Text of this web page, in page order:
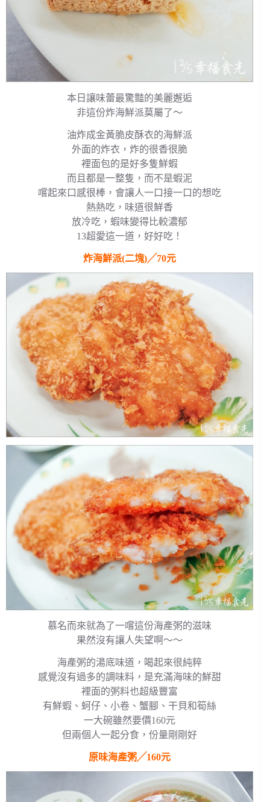
本日讓味蕾最驚豔的美麗邂逅
非這份炸海鮮派莫屬了～
油炸成金黃脆皮酥衣的海鮮派
外面的炸衣，炸的很香很脆
裡面包的是好多隻鮮蝦
而且都是一整隻，而不是蝦泥
嚐起來口感很棒，會讓人一口接一口的想吃
熱熱吃，味道很鮮香
放冷吃，蝦味變得比較濃郁
13超愛這一道，好好吃！
炸海鮮派(二塊)╱70元
慕名而來就為了一嚐這份海產粥的滋味
果然沒有讓人失望啊～～
海產粥的湯底味道，喝起來很純粹
感覺沒有過多的調味料，是充滿海味的鮮甜
裡面的粥料也超級豐富
有鮮蝦、蚵仔、小卷、蟹腳、干貝和筍絲
一大碗雖然要價160元
但兩個人一起分食，份量剛剛好
原味海產粥╱160元